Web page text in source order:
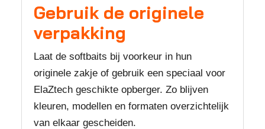
Gebruik de originele
verpakking
Laat de softbaits bij voorkeur in hun
originele zakje of gebruik een speciaal voor
ElaZtech geschikte opberger. Zo blijven
kleuren, modellen en formaten overzichtelijk
van elkaar gescheiden.